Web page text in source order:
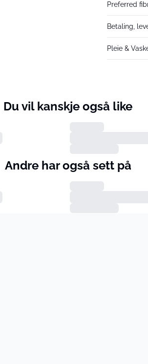
Preferred
Betaling,
Pleie &
Du vil kanskje også like
Andre har også sett på